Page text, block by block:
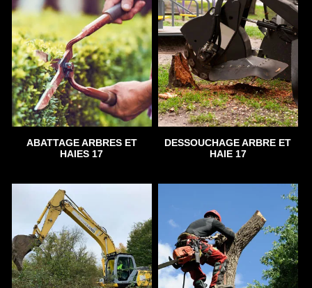
ABATTAGE ARBRES ET
HAIES 17
DESSOUCHAGE ARBRE ET
HAIE 17